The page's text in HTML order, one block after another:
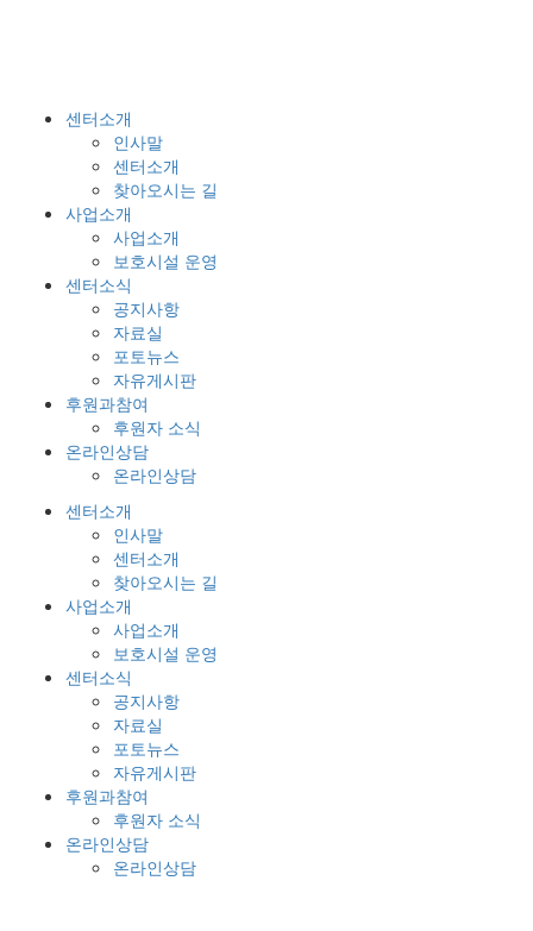
센터소개
인사말
센터소개
찾아오시는 길
사업소개
사업소개
보호시설 운영
센터소식
공지사항
자료실
포토뉴스
자유게시판
후원과참여
후원자 소식
온라인상담
온라인상담
센터소개
인사말
센터소개
찾아오시는 길
사업소개
사업소개
보호시설 운영
센터소식
공지사항
자료실
포토뉴스
자유게시판
후원과참여
후원자 소식
온라인상담
온라인상담